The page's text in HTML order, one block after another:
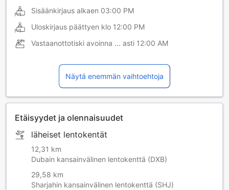
Sisäänkirjaus alkaen 03:00 PM
Uloskirjaus päättyen klo 12:00 PM
Vastaanottotiski avoinna ... asti 12:00 AM
Näytä enemmän vaihtoehtoja
Etäisyydet ja olennaisuudet
läheiset lentokentät
12,31 km
Dubain kansainvälinen lentokenttä (DXB)
29,58 km
Sharjahin kansainvälinen lentokenttä (SHJ)